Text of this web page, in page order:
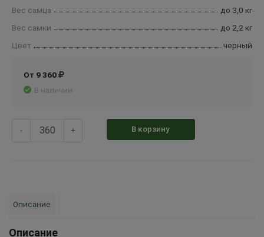
От 9 360
В наличии
Вес самца
до 3,0 кг
Вес самки
до 2,2 кг
Цвет
черный
- + В корзину
Описание
Описание